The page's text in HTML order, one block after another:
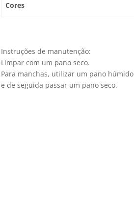
Cores
Instruções de manutenção:
Limpar com um pano seco.
Para manchas, utilizar um pano húmido
e de seguida passar um pano seco.